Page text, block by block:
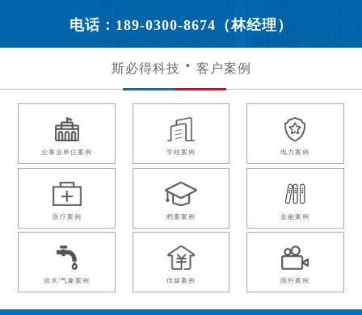
电话：189-0300-8674（林经理）
斯必得科技 客户案例
企事业单位案例 学校案例 电力案例
医疗案例 档案案例 金融案例
供水/气象案例 传媒案例 国外案例